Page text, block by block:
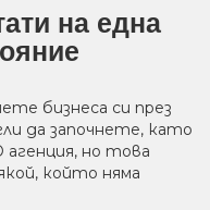
на една
бизнеса си през
да започнете, като
агенция, но това
който няма